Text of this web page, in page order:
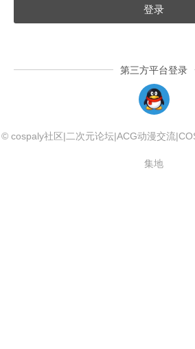
登录
第三方平台登录
© cospaly社区|二次元论坛|ACG动漫交流
集地